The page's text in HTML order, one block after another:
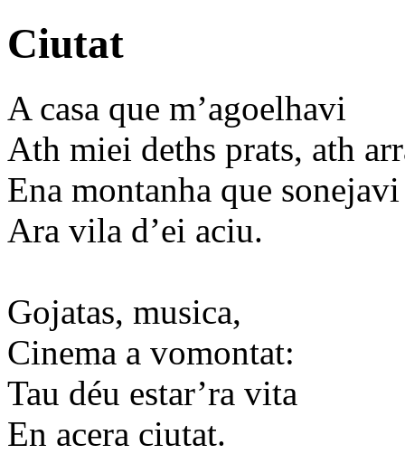
Ciutat
A casa que m’agoelhavi
Ath miei deths prats, ath
Ena montanha que sonejavi
Ara vila d’ei aciu.
Gojatas, musica,
Cinema a vomontat:
Tau déu estar’ra vita
En acera ciutat.